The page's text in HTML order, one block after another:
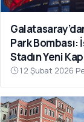
Park Bombası:
Stadın Yeni
12 Şubat 2026